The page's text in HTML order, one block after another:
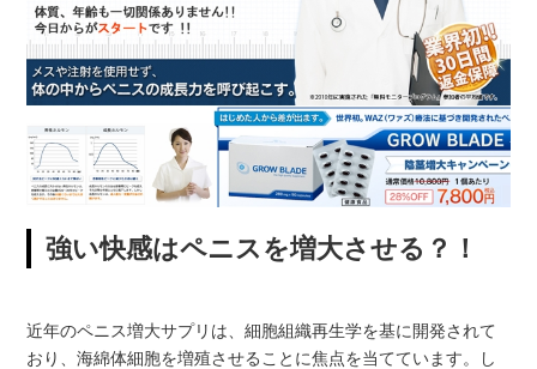
強い快感はペニスを増大させる？！
近年のペニス増大サプリは、細胞組織再生学を基に開発されて
おり、海綿体細胞を増殖させることに焦点を当てています。し